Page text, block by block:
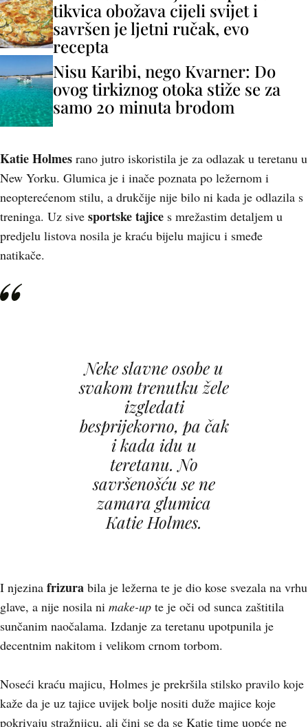
tikvica obožava cijeli svijet i
savršen je ljetni ručak, evo
recepta
Nisu Karibi, nego Kvarner: Do
ovog tirkiznog otoka stiže se za
samo 20 minuta brodom
Katie Holmes rano jutro iskoristila je za odlazak u teretanu u
New Yorku. Glumica je i inače poznata po ležernom i
neopterećenom stilu, a drukčije nije bilo ni kada je odlazila s
treninga. Uz sive sportske tajice s mrežastim detaljem u
predjelu listova nosila je kraću bijelu majicu i smeđe
natikače.
Neke slavne osobe u
svakom trenutku žele
izgledati
besprijekorno, pa čak
i kada idu u
teretanu. No
savršenošću se ne
zamara glumica
Katie Holmes.
I njezina frizura bila je ležerna te je dio kose svezala na vrhu
glave, a nije nosila ni make-up te je oči od sunca zaštitila
sunčanim naočalama. Izdanje za teretanu upotpunila je
decentnim nakitom i velikom crnom torbom.
Noseći kraću majicu, Holmes je prekršila stilsko pravilo koje
kaže da je uz tajice uvijek bolje nositi duže majice koje
pokrivaju stražnjicu, ali čini se da se Katie time uopće ne